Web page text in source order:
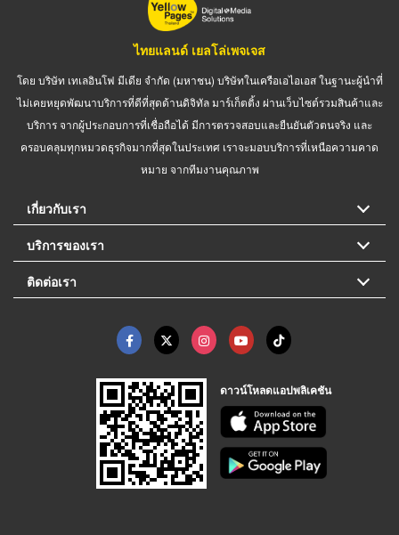
ไทยแลนด์ เยลโล่เพจเจส
โดย บริษัท เทเลอินโฟ มีเดีย จำกัด (มหาชน) บริษัทในเครือเอไอเอส ในฐานะผู้นำที่
ไม่เคยหยุดพัฒนาบริการที่ดีที่สุดด้านดิจิทัล มาร์เก็ตติ้ง ผ่านเว็บไซต์รวมสินค้าและ
บริการ จากผู้ประกอบการที่เชื่อถือได้ มีการตรวจสอบและยืนยันตัวตนจริง และ
ครอบคลุมทุกหมวดธุรกิจมากที่สุดในประเทศ เราจะมอบบริการที่เหนือความคาด
หมาย จากทีมงานคุณภาพ
เกี่ยวกับเรา
บริการของเรา
ติดต่อเรา
ดาวน์โหลดแอปพลิเคชัน